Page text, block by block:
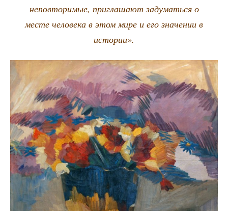
непо­вто­ри­мые, при­гла­ша­ют заду­мать­ся о
месте чело­ве­ка в этом мире и его зна­че­нии в
истории».